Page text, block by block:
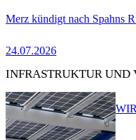
Merz kündigt nach Spahns
24.07.2026
INFRASTRUKTUR UND